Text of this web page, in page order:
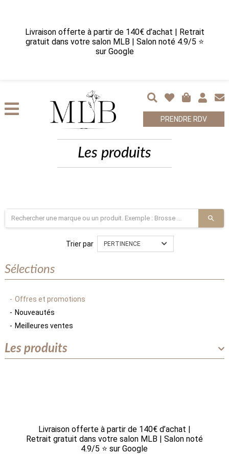
Livraison offerte à partir de 140€ d’achat | Retrait
gratuit dans votre salon MLB | Salon noté 4.9/5 ⭐
sur Google
PRENDRE RDV
Les produits
Trier par PERTINENCE
Sélections
Offres et promotions
Nouveautés
Meilleures ventes
Les produits
Livraison offerte à partir de 140€ d’achat |
Retrait gratuit dans votre salon MLB | Salon noté
4.9/5 ⭐ sur Google